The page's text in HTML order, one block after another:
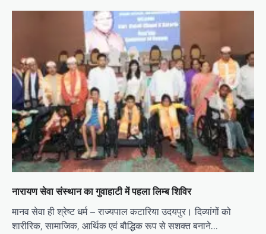
नारायण सेवा संस्थान का गुवाहाटी में पहला लिम्ब शिविर
मानव सेवा ही श्रेष्ट धर्म – राज्यपाल कटारिया उदयपुर। दिव्यांगों को
शारीरिक, सामाजिक, आर्थिक एवं बौद्धिक रूप से सशक्त बनाने…